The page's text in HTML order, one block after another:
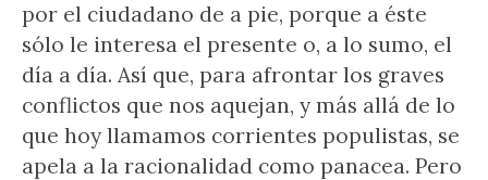
por el ciudadano de a pie, porque a éste
sólo le interesa el presente o, a lo sumo, el
día a día. Así que, para afrontar los graves
conflictos que nos aquejan, y más allá de lo
que hoy llamamos corrientes populistas, se
apela a la racionalidad como panacea. Pero